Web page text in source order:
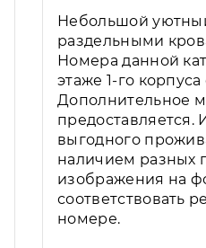
Небольшой
раздельными
Номера данной
этаже 1-го
Дополнительное
предоставляется.
выгодного
наличием разных
изображения на
соответствовать
номере.